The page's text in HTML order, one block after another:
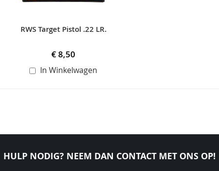
RWS Target Pistol .22 LR.
€ 8,50
In Winkelwagen
HULP NODIG? NEEM DAN CONTACT MET ONS OP!